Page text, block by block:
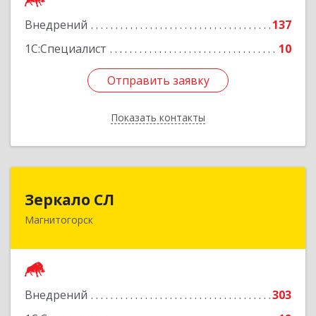
Внедрений
137
1С:Специалист
10
Отправить заявку
Показать контакты
Подробнее
Отправить заявку
Назад
Зеркало СЛ
Магнитогорск
Внедрений
303
455038, Челябинская обл, Магнитогорск г,